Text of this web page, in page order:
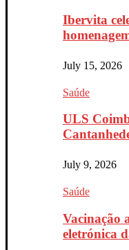
Ibervita
July 15, 2026
Saúde
ULS
July 9, 2026
Saúde
Vacinação
eletrónica